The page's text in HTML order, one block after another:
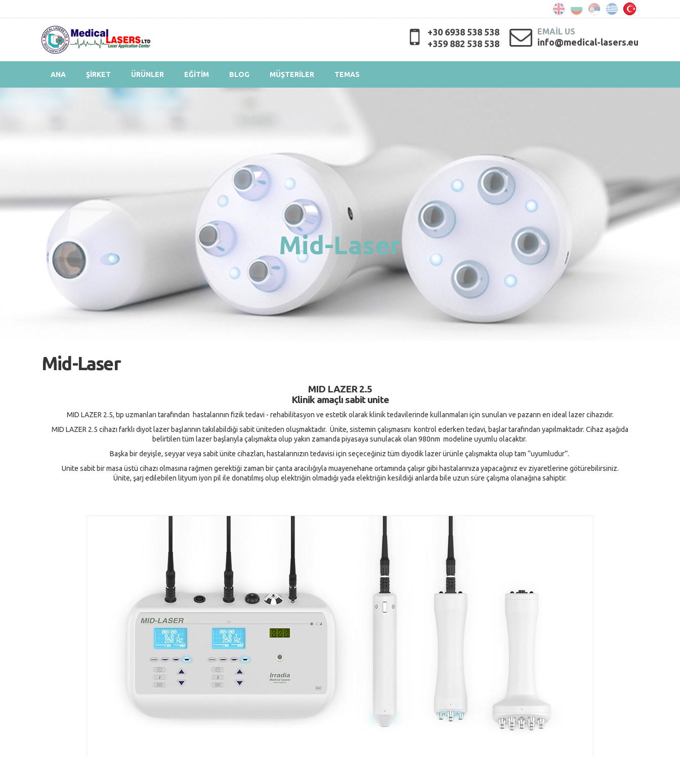
+30 6938 538 538
+359 882 538 538
EMAIL US
info@medical-lasers.eu
ANA ŞİRKET ÜRÜNLER EĞİTİM BLOG MÜŞTERİLER TEMAS
Mid-Laser
Mid-Laser
MID LAZER 2.5
Klinik amaçlı sabit unite
MID LAZER 2.5, tıp uzmanları tarafından hastalarının fizik tedavi - rehabilitasyon ve estetik olarak klinik tedavilerinde kullanmaları için sunulan ve pazarın en ideal lazer cihazıdır.
MID LAZER 2.5 cihazı farklı diyot lazer başlarının takılabildiği sabit üniteden oluşmaktadır. Ünite, sistemin çalışmasını kontrol ederken tedavi, başlar tarafından yapılmaktadır. Cihaz aşağıda
belirtilen tüm lazer başlarıyla çalışmakta olup yakın zamanda piyasaya sunulacak olan 980nm modeline uyumlu olacaktır.
Başka bir deyişle, seyyar veya sabit ünite cihazları, hastalarınızın tedavisi için seçeceğiniz tüm diyodik lazer ürünle çalışmakta olup tam ‘’uyumludur’’.
Unite sabit bir masa üstü cihazı olmasına rağmen gerektiği zaman bir çanta aracılığıyla muayenehane ortamında çalışır gibi hastalarınıza yapacağınız ev ziyaretlerine götürebilirsiniz.
Ünite, şarj edilebilen lityum iyon pil ile donatılmış olup elektriğin olmadığı yada elektriğin kesildiği anlarda bile uzun süre çalışma olanağına sahiptir.